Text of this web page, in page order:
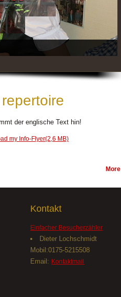
der englische Text hin!
my Info-Flyer(2,6 MB)
More
Kontakt
Einfacher Besucherzähler
Dieter Lochschmidt
Mobil:0175-5215508
Email: Kontaktmail